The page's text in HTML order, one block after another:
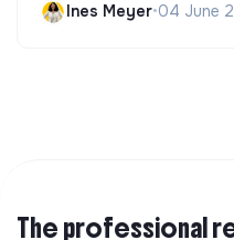
Ines Meyer•04 June
The professional